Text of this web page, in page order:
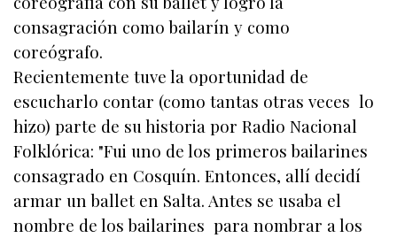
consagración como bailarín y como
coreógrafo.
Recientemente tuve la oportunidad de
escucharlo contar (como tantas otras veces lo
hizo) parte de su historia por Radio Nacional
Folklórica: "Fui uno de los primeros bailarines
consagrado en Cosquín. Entonces, allí decidí
armar un ballet en Salta. Antes se usaba el
nombre de los bailarines para nombrar a los